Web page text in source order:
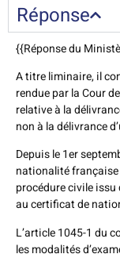
Réponse
{{Réponse du
A titre liminaire, il
rendue par la Cour
relative à la
non à la délivrance
Depuis le 1er
nationalité française
procédure civile
au certificat de
L’article 1045-1 du
les modalités